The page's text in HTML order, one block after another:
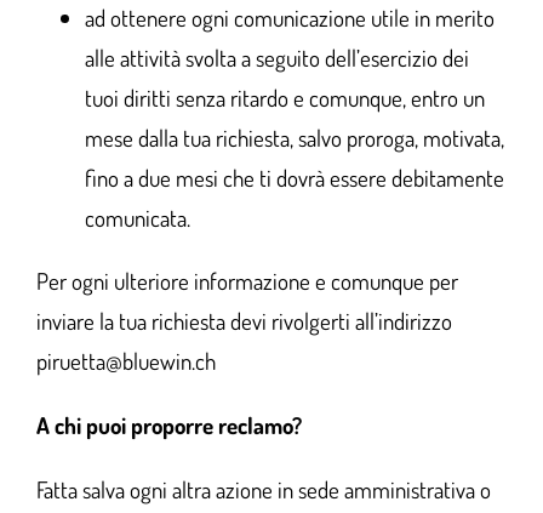
ad ottenere ogni comunicazione utile in merito
alle attività svolta a seguito dell’esercizio dei
tuoi diritti senza ritardo e comunque, entro un
mese dalla tua richiesta, salvo proroga, motivata,
fino a due mesi che ti dovrà essere debitamente
comunicata.
Per ogni ulteriore informazione e comunque per
inviare la tua richiesta devi rivolgerti all’indirizzo
piruetta@bluewin.ch
A chi puoi proporre reclamo?
Fatta salva ogni altra azione in sede amministrativa o